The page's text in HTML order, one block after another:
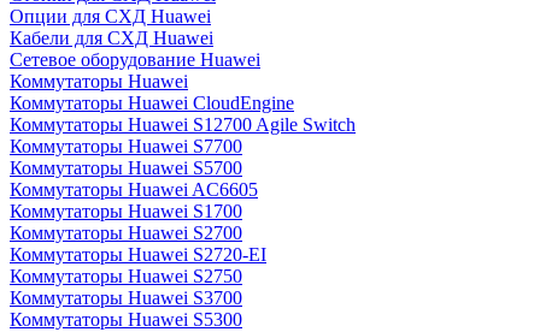
Опции для СХД Huawei
Кабели для СХД Huawei
Сетевое оборудование Huawei
Коммутаторы Huawei
Коммутаторы Huawei CloudEngine
Коммутаторы Huawei S12700 Agile Switch
Коммутаторы Huawei S7700
Коммутаторы Huawei S5700
Коммутаторы Huawei AC6605
Коммутаторы Huawei S1700
Коммутаторы Huawei S2700
Коммутаторы Huawei S2720-EI
Коммутаторы Huawei S2750
Коммутаторы Huawei S3700
Коммутаторы Huawei S5300